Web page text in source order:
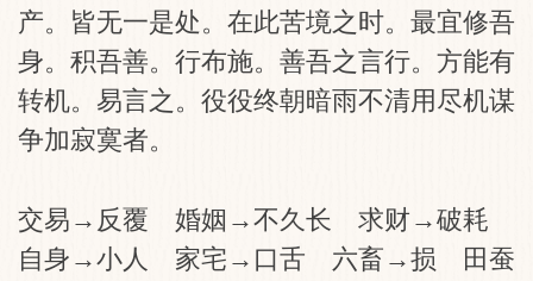
产。皆无一是处。在此苦境之时。最宜修吾
身。积吾善。行布施。善吾之言行。方能有
转机。易言之。役役终朝暗雨不清用尽机谋
争加寂寞者。
交易→反覆 婚姻→不久长 求财→破耗
自身→小人 家宅→口舌 六畜→损 田蚕